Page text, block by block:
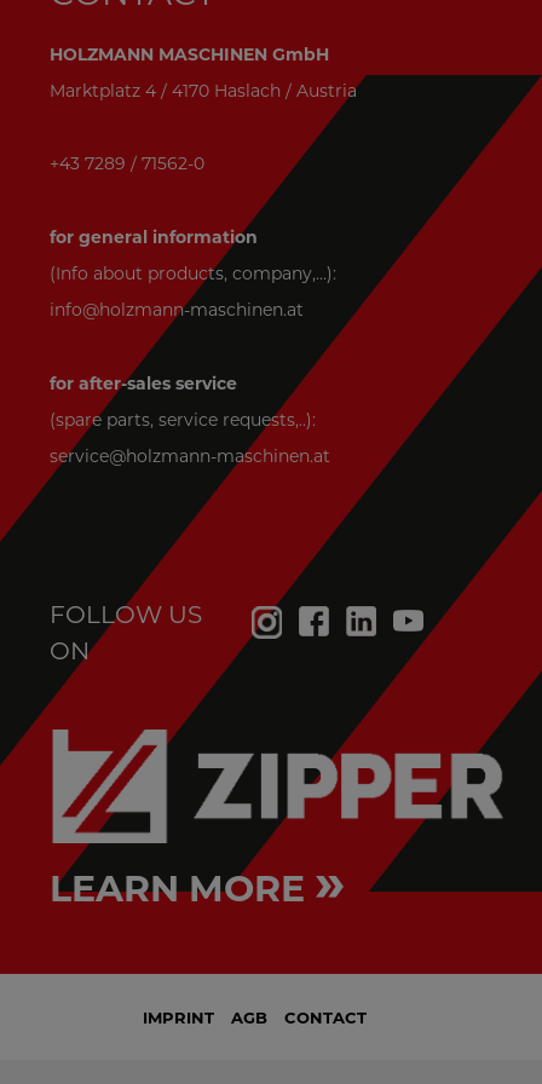
HOLZMANN MASCHINEN GmbH
Marktplatz 4 / 4170 Haslach / Austria
+43 7289 / 71562-0
for general information
(Info about products, company,...):
info@holzmann-maschinen.at
for after-sales service
(spare parts, service requests,..):
service@holzmann-maschinen.at
FOLLOW US
ON
LEARN MORE »
IMPRINT AGB CONTACT